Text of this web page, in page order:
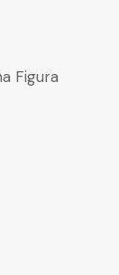
Figura